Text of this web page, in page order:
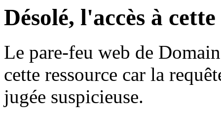
Désolé, l'accès à
Le pare-feu web de
cette ressource car la
jugée suspicieuse.